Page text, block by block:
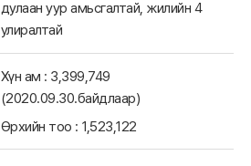
дулаан уур амьсгалтай, жилийн 4
улиралтай
Хүн ам : 3,399,749
(2020.09.30.байдлаар)
Өрхийн тоо : 1,523,122